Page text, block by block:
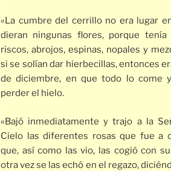
«La cumbre del cerrillo no era lugar
dieran ningunas flores, porque tenía
riscos, abrojos, espinas, nopales y
si se solían dar hierbecillas, entonces
de diciembre, en que todo lo come
perder el hielo.
«Bajó inmediatamente y trajo a la
Cielo las diferentes rosas que fue a
que, así como las vio, las cogió con
otra vez se las echó en el regazo,